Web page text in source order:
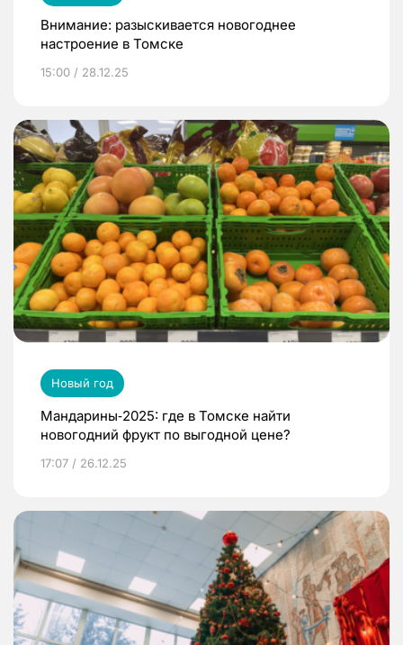
Внимание: разыскивается новогоднее
настроение в Томске
15:00 / 28.12.25
Новый год
Мандарины‑2025: где в Томске найти
новогодний фрукт по выгодной цене?
17:07 / 26.12.25